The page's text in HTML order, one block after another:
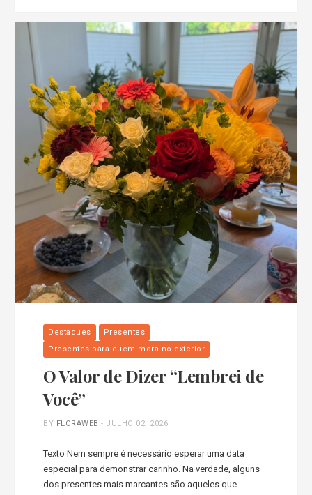
Destaques
Presentes
Presentes para quem mora no exterior
O Valor de Dizer “Lembrei de
Você”
BY FLORAWEB - JULHO 02, 2026
Texto Nem sempre é necessário esperar uma data
especial para demonstrar carinho. Na verdade, alguns
dos presentes mais marcantes são aqueles que